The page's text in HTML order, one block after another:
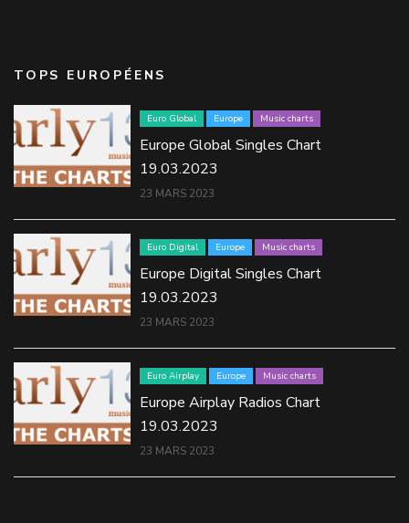
TOPS EUROPÉENS
Euro Global Europe Music charts
Europe Global Singles Chart
19.03.2023
23 MARS 2023
Euro Digital Europe Music charts
Europe Digital Singles Chart
19.03.2023
23 MARS 2023
Euro Airplay Europe Music charts
Europe Airplay Radios Chart
19.03.2023
23 MARS 2023